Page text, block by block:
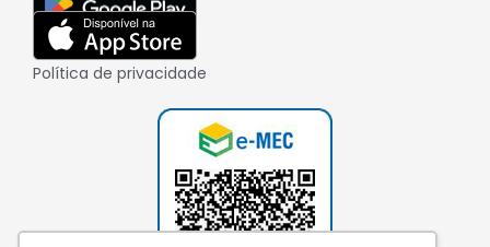
Política de privacidade